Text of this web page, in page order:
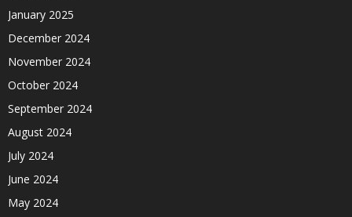
January 2025
December 2024
November 2024
October 2024
September 2024
August 2024
July 2024
June 2024
May 2024